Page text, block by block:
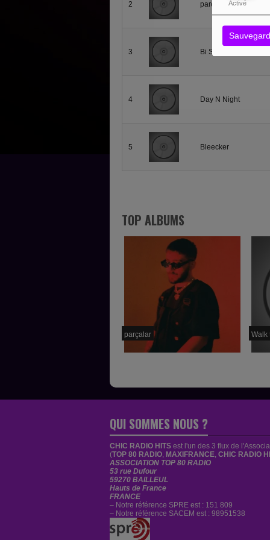
Activé
2 parçalar
3 Bi Sigara
4 Day N Night
5 Bleecker
TOP ALBUMS
parçalar Walk
QUI SOMMES NOUS ?
CHIC RADIO HITS est l'un des 3 flux de
(TOP 80 RADIO MAXIFRANCE CHIC RADIO
ASSOCIATION TOP 80 RADIO
53 rue Dufour
59270 BAILLEUL
Hauts de France
FRANCE
– Notre référence SPRE est : 151 809
– Notre référence SACEM est : 98951538